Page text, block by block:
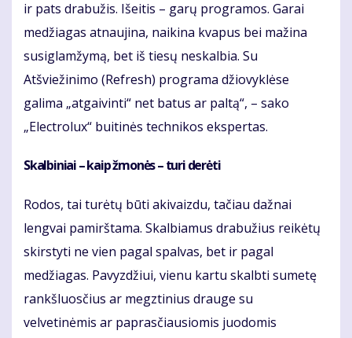
ir pats drabužis. Išeitis – garų programos. Garai
medžiagas atnaujina, naikina kvapus bei mažina
susiglamžymą, bet iš tiesų neskalbia. Su
Atšviežinimo (Refresh) programa džiovyklėse
galima „atgaivinti“ net batus ar paltą“, – sako
„Electrolux“ buitinės technikos ekspertas.
Skalbiniai – kaip žmonės – turi derėti
Rodos, tai turėtų būti akivaizdu, tačiau dažnai
lengvai pamirštama. Skalbiamus drabužius reikėtų
skirstyti ne vien pagal spalvas, bet ir pagal
medžiagas. Pavyzdžiui, vienu kartu skalbti sumetę
rankšluosčius ar megztinius drauge su
velvetinėmis ar paprasčiausiomis juodomis